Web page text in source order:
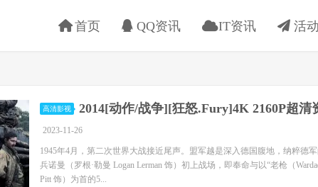
首页 QQ资讯 IT资讯 活
高清影视 2014[动作/战争][狂怒.Fury]4K 2160P超清
2023-11-26
1945年4月，第二次世界大战接近尾声。盟军越是深入德国腹地，纳粹德
兵诺曼（罗根·勒曼 Logan Lerman 饰）初上战场，即奉命与以“老枪（
Pitt 饰）为首的5...